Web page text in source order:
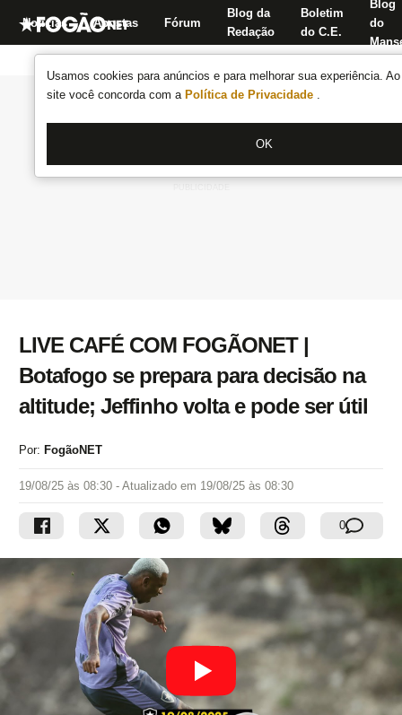
Usamos cookies para anúncios e para melhorar sua experiência.
site você concorda com a Política de Privacidade .
OK
Notícias Apostas Fórum
Blog da
Redação
Boletim
do C.E.
Blog
do
LIVE CAFÉ COM FOGÃONET |
Botafogo se prepara para decisão na
altitude; Jeffinho volta e pode ser útil
Por: FogãoNET
19/08/25 às 08:30 - Atualizado em 19/08/25 às 08:30
0